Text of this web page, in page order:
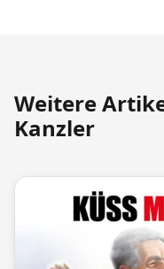
Weitere
Kanzler